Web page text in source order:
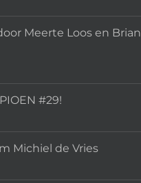
Meerte Loos en Brian
#29!
Michiel de Vries